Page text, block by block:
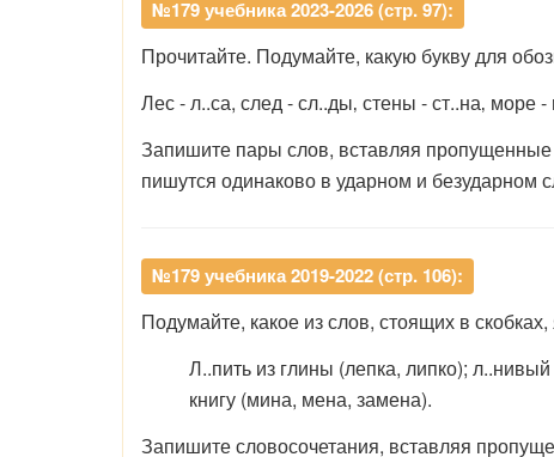
№179 учебника 2023-2026 (стр. 97):
Прочитайте. Подумайте, какую букву для
Лес - л..са, след - сл..ды‚ стены - ст..на‚ море
Запишите пары слов, вставляя пропущенные
пишутся одинаково в ударном и безударном
№179 учебника 2019-2022 (стр. 106):
Подумайте, какое из слов, стоящих в
Л..пить из глины (лепка, липко);
книгу (мина, мена, замена).
Запишите словосочетания, вставляя